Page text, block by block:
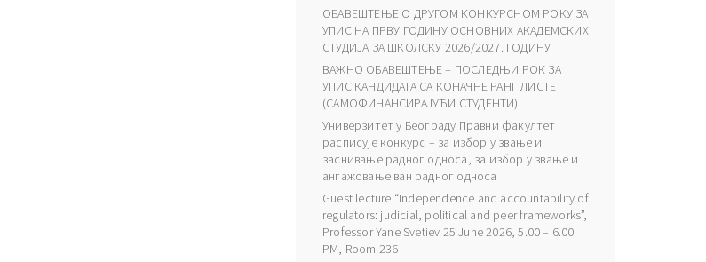
ОБАВЕШТЕЊЕ О ДРУГОМ КОНКУРСНОМ РОКУ ЗА
УПИС НА ПРВУ ГОДИНУ ОСНОВНИХ АКАДЕМСКИХ
СТУДИЈА ЗА ШКОЛСКУ 2026/2027. ГОДИНУ
ВАЖНО ОБАВЕШТЕЊЕ – ПОСЛЕДЊИ РОК ЗА
УПИС КАНДИДАТА СА КОНАЧНЕ РАНГ ЛИСТЕ
(САМОФИНАНСИРАЈУЋИ СТУДЕНТИ)
Универзитет у Београду Правни факултет
расписује конкурс – за избор у звање и
заснивање радног односа, за избор у звање и
ангажовање ван радног односа
Guest lecture “Independence and accountability of
regulators: judicial, political and peer frameworks”,
Professor Yane Svetiev 25 June 2026, 5.00 – 6.00
PM, Room 236